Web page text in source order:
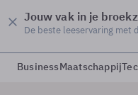
Jouw vak in je
De beste leeservaring met
BusinessMaatschappij